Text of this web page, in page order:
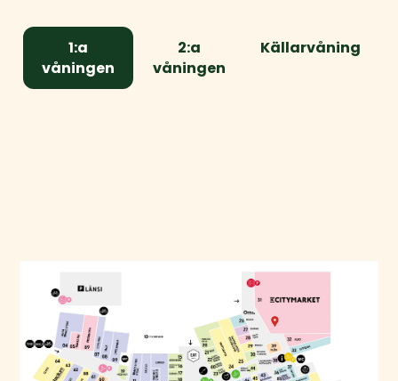
1:a
våningen
2:a
våningen
Källarvåning